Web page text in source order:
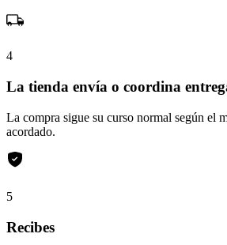
4
La tienda envía o coordina
La compra sigue su curso normal según el
acordado.
5
Recibes